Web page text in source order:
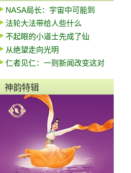
NASA局长：宇宙中可能到
法轮大法带给人些什么
不起眼的小道士先成了仙
从绝望走向光明
仁者见仁：一则新闻改变这对
神韵特辑